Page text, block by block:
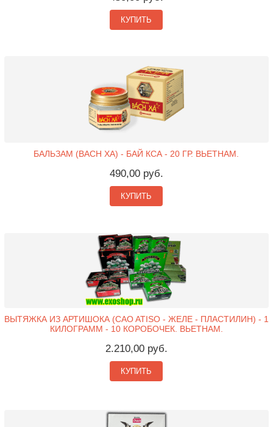
КУПИТЬ
БАЛЬЗАМ (BACH XA) - БАЙ КСА - 20 ГР. ВЬЕТНАМ.
490,00 руб.
КУПИТЬ
ВЫТЯЖКА ИЗ АРТИШОКА (CAO ATISO - ЖЕЛЕ - ПЛАСТИЛИН) - 1
КИЛОГРАММ - 10 КОРОБОЧЕК. ВЬЕТНАМ.
2.210,00 руб.
КУПИТЬ